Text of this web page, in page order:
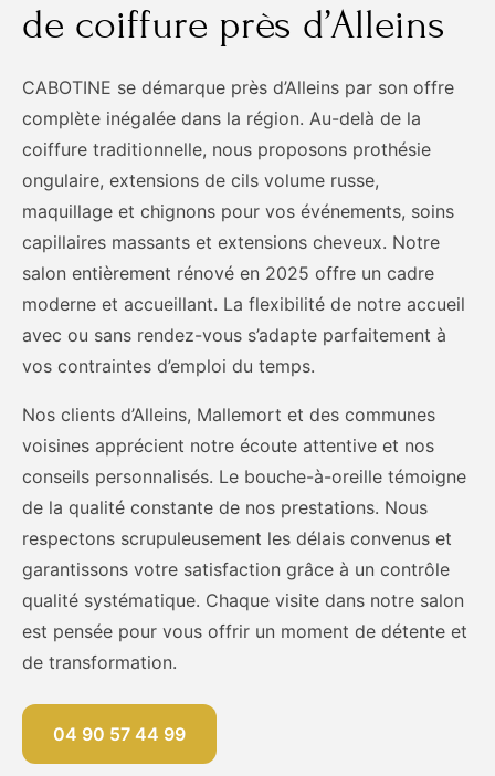
de coiffure près d’Alleins
CABOTINE se démarque près d’Alleins par son offre
complète inégalée dans la région. Au-delà de la
coiffure traditionnelle, nous proposons prothésie
ongulaire, extensions de cils volume russe,
maquillage et chignons pour vos événements, soins
capillaires massants et extensions cheveux. Notre
salon entièrement rénové en 2025 offre un cadre
moderne et accueillant. La flexibilité de notre accueil
avec ou sans rendez-vous s’adapte parfaitement à
vos contraintes d’emploi du temps.
Nos clients d’Alleins, Mallemort et des communes
voisines apprécient notre écoute attentive et nos
conseils personnalisés. Le bouche-à-oreille témoigne
de la qualité constante de nos prestations. Nous
respectons scrupuleusement les délais convenus et
garantissons votre satisfaction grâce à un contrôle
qualité systématique. Chaque visite dans notre salon
est pensée pour vous offrir un moment de détente et
de transformation.
04 90 57 44 99